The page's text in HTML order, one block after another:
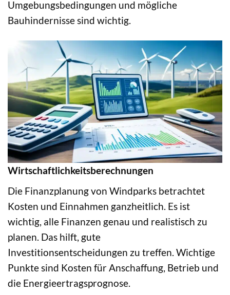
Umgebungsbedingungen und mögliche
Bauhindernisse sind wichtig.
Wirtschaftlichkeitsberechnungen
Die Finanzplanung von Windparks betrachtet
Kosten und Einnahmen ganzheitlich. Es ist
wichtig, alle Finanzen genau und realistisch zu
planen. Das hilft, gute
Investitionsentscheidungen zu treffen. Wichtige
Punkte sind Kosten für Anschaffung, Betrieb und
die Energieertragsprognose.